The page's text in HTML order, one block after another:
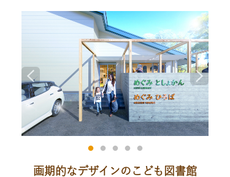
画期的なデザインのこども図書館